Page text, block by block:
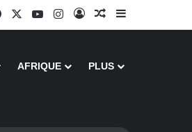
FacebookYouTubeInstagramConnexion
Article Aléatoire
Sidebar
AFRIQUE PLUS